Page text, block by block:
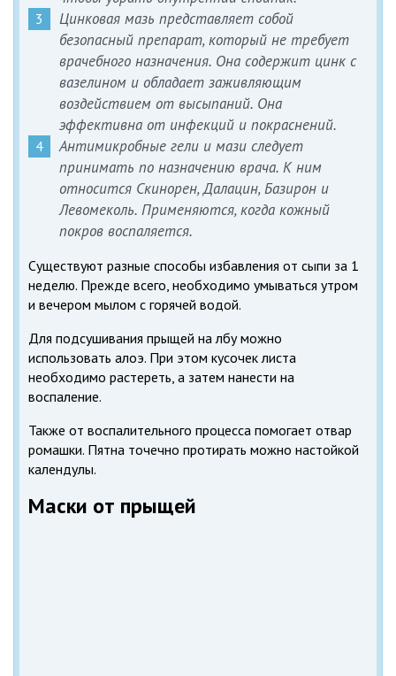
Цинковая мазь представляет собой
безопасный препарат, который не требует
врачебного назначения. Она содержит цинк с
вазелином и обладает заживляющим
воздействием от высыпаний. Она
эффективна от инфекций и покраснений.
Антимикробные гели и мази следует
принимать по назначению врача. К ним
относится Скинорен, Далацин, Базирон и
Левомеколь. Применяются, когда кожный
покров воспаляется.
Существуют разные способы избавления от сыпи за 1
неделю. Прежде всего, необходимо умываться утром
и вечером мылом с горячей водой.
Для подсушивания прыщей на лбу можно
использовать алоэ. При этом кусочек листа
необходимо растереть, а затем нанести на
воспаление.
Также от воспалительного процесса помогает отвар
ромашки. Пятна точечно протирать можно настойкой
календулы.
Маски от прыщей